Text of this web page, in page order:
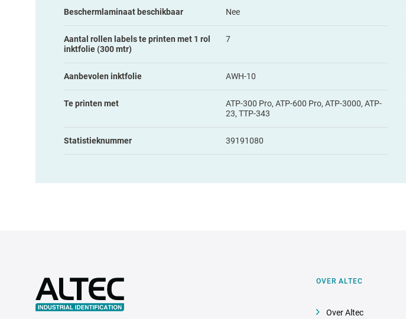
Beschermlaminaat beschikbaar Nee
Aantal rollen labels te printen met 1 rol
inktfolie (300 mtr)
7
Aanbevolen inktfolie AWH-10
Te printen met
ATP-300 Pro, ATP-600 Pro, ATP-3000, ATP-
23, TTP-343
Statistieknummer 39191080
OVER ALTEC
Over Altec